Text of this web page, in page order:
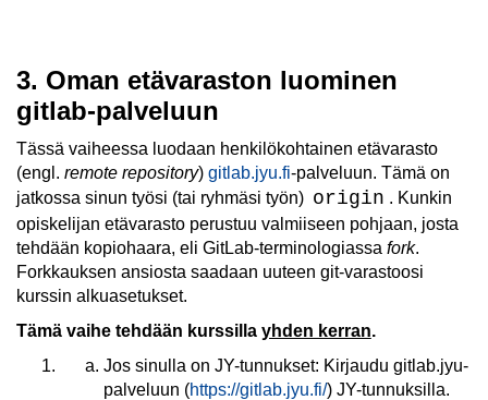
3. Oman etävaraston luominen
gitlab-palveluun
Tässä vaiheessa luodaan henkilökohtainen etävarasto
(engl. remote repository) gitlab.jyu.fi-palveluun. Tämä on
jatkossa sinun työsi (tai ryhmäsi työn) origin . Kunkin
opiskelijan etävarasto perustuu valmiiseen pohjaan, josta
tehdään kopiohaara, eli GitLab-terminologiassa fork.
Forkkauksen ansiosta saadaan uuteen git-varastoosi
kurssin alkuasetukset.
Tämä vaihe tehdään kurssilla yhden kerran.
Jos sinulla on JY-tunnukset: Kirjaudu gitlab.jyu-
palveluun (https://gitlab.jyu.fi/) JY-tunnuksilla.